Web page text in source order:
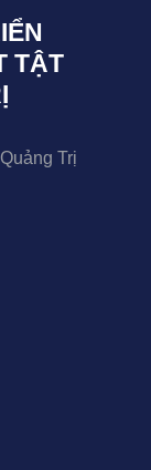
TẬT
Trị